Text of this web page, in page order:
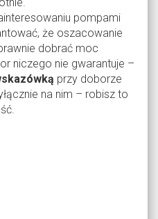
pompami
że oszacowanie
dobrać moc
niczego nie gwarantuje –
przy doborze
na nim – robisz to